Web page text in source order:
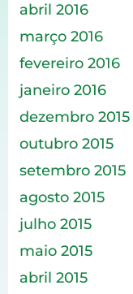
abril 2016
março 2016
fevereiro 2016
janeiro 2016
dezembro 2015
outubro 2015
setembro 2015
agosto 2015
julho 2015
maio 2015
abril 2015